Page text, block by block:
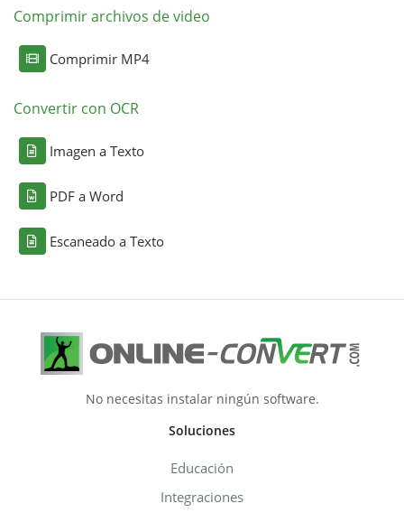
Comprimir archivos de video
Comprimir MP4
Convertir con OCR
Imagen a Texto
PDF a Word
Escaneado a Texto
No necesitas instalar ningún software.
Soluciones
Educación
Integraciones